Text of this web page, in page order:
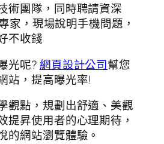
術團隊，同時聘請資深
家，現場說明手機問題，
不收錢
光呢?網頁設計公司幫您
站，提高曝光率!
觀點，規劃出舒適、美觀
提昇使用者的心理期待，
的網站瀏覽體驗。